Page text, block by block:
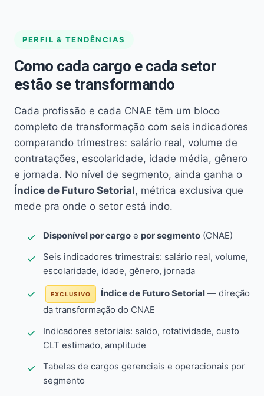
PERFIL & TENDÊNCIAS
Como cada cargo e cada setor
estão se transformando
Cada profissão e cada CNAE têm um bloco
completo de transformação com seis indicadores
comparando trimestres: salário real, volume de
contratações, escolaridade, idade média, gênero
e jornada. No nível de segmento, ainda ganha o
Índice de Futuro Setorial, métrica exclusiva que
mede pra onde o setor está indo.
Disponível por cargo e por segmento (CNAE)
Seis indicadores trimestrais: salário real, volume,
escolaridade, idade, gênero, jornada
EXCLUSIVO Índice de Futuro Setorial — direção
da transformação do CNAE
Indicadores setoriais: saldo, rotatividade, custo
CLT estimado, amplitude
Tabelas de cargos gerenciais e operacionais por
segmento